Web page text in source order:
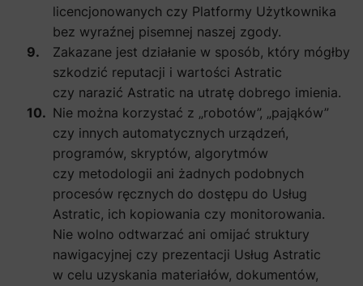
licencjonowanych czy Platformy Użytkownika
bez wyraźnej pisemnej naszej zgody.
Zakazane jest działanie w sposób, który mógłby
szkodzić reputacji i wartości Astratic
czy narazić Astratic na utratę dobrego imienia.
Nie można korzystać z „robotów”, „pająków”
czy innych automatycznych urządzeń,
programów, skryptów, algorytmów
czy metodologii ani żadnych podobnych
procesów ręcznych do dostępu do Usług
Astratic, ich kopiowania czy monitorowania.
Nie wolno odtwarzać ani omijać struktury
nawigacyjnej czy prezentacji Usług Astratic
w celu uzyskania materiałów, dokumentów,